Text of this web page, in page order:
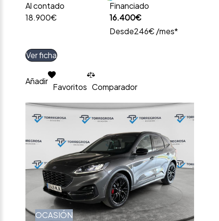
Al contado
18.900€
Financiado
16.400€
Desde246€ /mes*
Ver ficha
Añadir
Favoritos Comparador
OCASIÓN